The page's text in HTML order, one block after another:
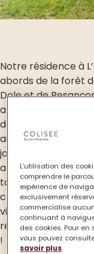
Notre résidence à
abords de la forêt
Dole et de
appartements
de 47m² avec
ainsi qu’un espace
jardin. Venez
ambiance
toute l’équipe de
chaque jour pour
vie confortable et
résidence à l’orée
!
L'utilisation des
comprendre le
expérience de
exclusivement
commercialise
continuant à
des cookies. Pour
vous pouvez
savoir plus